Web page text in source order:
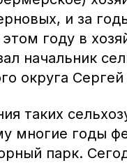
и за
году в
начальник
округа
таких
многие годы
парк.